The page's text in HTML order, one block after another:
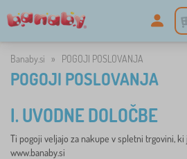
Banaby.si » POGOJI POSLOVANJA
POGOJI POSLOVANJA
I. UVODNE DOLOČBE
Ti pogoji veljajo za nakupe v spletni trgovini,
www.banaby.si